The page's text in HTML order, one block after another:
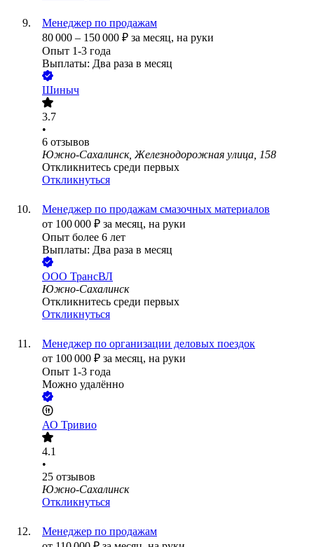
Менеджер по продажам
80 000 – 150 000 ₽ за месяц, на руки
Опыт 1-3 года
Выплаты: Два раза в месяц
Шиныч
3.7
•
6 отзывов
Южно-Сахалинск, Железнодорожная улица, 158
Откликнитесь среди первых
Откликнуться
Менеджер по продажам смазочных материалов
от 100 000 ₽ за месяц, на руки
Опыт более 6 лет
Выплаты: Два раза в месяц
ООО ТрансВЛ
Южно-Сахалинск
Откликнитесь среди первых
Откликнуться
Менеджер по организации деловых поездок
от 100 000 ₽ за месяц, на руки
Опыт 1-3 года
Можно удалённо
АО Тривио
4.1
•
25 отзывов
Южно-Сахалинск
Откликнуться
Менеджер по продажам